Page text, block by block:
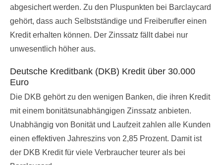
abgesichert werden. Zu den Pluspunkten bei Barclaycard
gehört, dass auch Selbstständige und Freiberufler einen
Kredit erhalten können. Der Zinssatz fällt dabei nur
unwesentlich höher aus.
Deutsche Kreditbank (DKB) Kredit über 30.000
Euro
Die DKB gehört zu den wenigen Banken, die ihren Kredit
mit einem bonitätsunabhängigen Zinssatz anbieten.
Unabhängig von Bonität und Laufzeit zahlen alle Kunden
einen effektiven Jahreszins von 2,85 Prozent. Damit ist
der DKB Kredit für viele Verbraucher teurer als bei